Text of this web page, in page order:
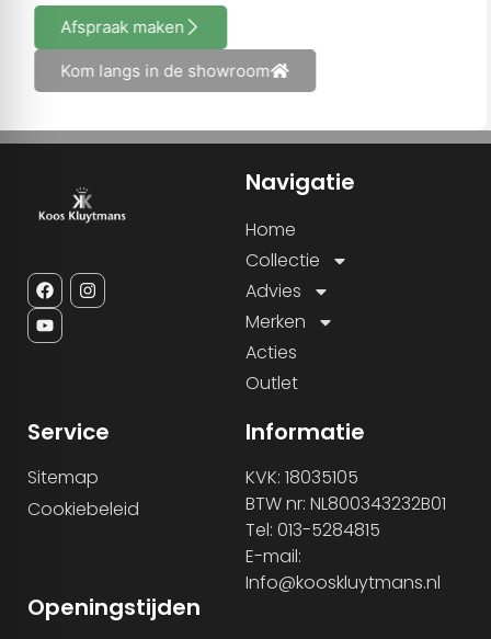
Afspraak maken
Kom langs in de showroom
Navigatie
Home
Collectie
Advies
Merken
Acties
Outlet
Service
Sitemap
Cookiebeleid
Informatie
KVK: 18035105
BTW nr: NL800343232B01
Tel: 013-5284815
E-mail:
Info@kooskluytmans.nl
Openingstijden